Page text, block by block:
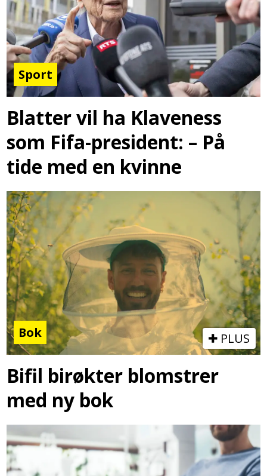
Sport
Blatter vil ha Klaveness
som Fifa-president: – På
tide med en kvinne
Bok PLUS
Bifil birøkter blomstrer
med ny bok